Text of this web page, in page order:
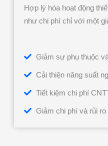
Hợp lý hóa hoạt động
như chi phí chỉ với một
Giảm sự phụ thuộc
Cải thiện năng suất
Tiết kiệm chi phí
Giảm chi phí và rủi ro